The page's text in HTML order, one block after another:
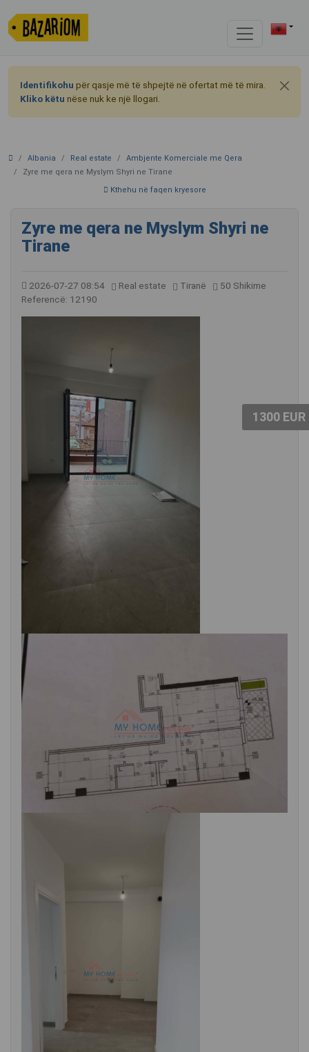
Identifikohu për qasje më të shpejtë në ofertat më të mira.
Kliko këtu nëse nuk ke një llogari.
Albania Real estate
Ambjente Komerciale me Qera
Zyre me qera ne Myslym Shyri ne Tirane
Kthehu në faqen kryesore
Zyre me qera ne Myslym Shyri ne
Tirane
2026-07-27 08:54 Real estate Tiranë
50 Shikime
Referencë: 12190
1300 EUR